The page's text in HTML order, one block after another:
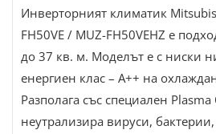
Инверторният климатик
FH50VE / MUZ-FH50VEHZ е
до 37 кв. м. Моделът е с ниски
енергиен клас – А++ на
Разполага със специален
неутрализира вируси,